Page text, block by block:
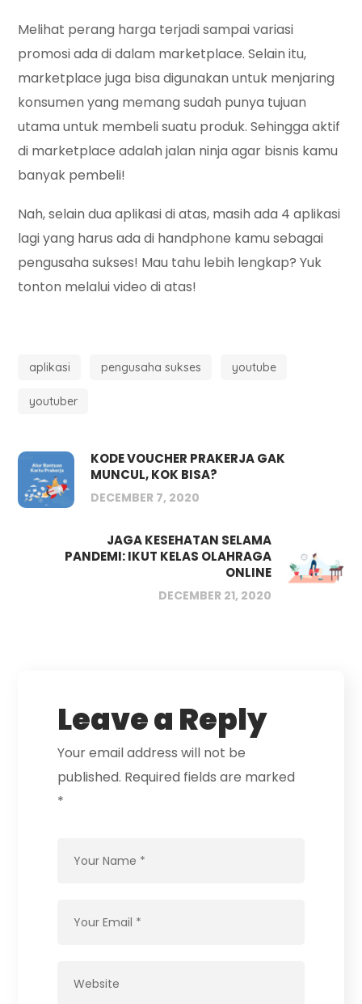
Melihat perang harga terjadi sampai variasi
promosi ada di dalam marketplace. Selain itu,
marketplace juga bisa digunakan untuk menjaring
konsumen yang memang sudah punya tujuan
utama untuk membeli suatu produk. Sehingga aktif
di marketplace adalah jalan ninja agar bisnis kamu
banyak pembeli!
Nah, selain dua aplikasi di atas, masih ada 4 aplikasi
lagi yang harus ada di handphone kamu sebagai
pengusaha sukses! Mau tahu lebih lengkap? Yuk
tonton melalui video di atas!
aplikasi pengusaha sukses youtube
youtuber
KODE VOUCHER PRAKERJA GAK
MUNCUL, KOK BISA?
DECEMBER 7, 2020
JAGA KESEHATAN SELAMA
PANDEMI: IKUT KELAS OLAHRAGA
ONLINE
DECEMBER 21, 2020
Leave a Reply
Your email address will not be
published. Required fields are marked
*